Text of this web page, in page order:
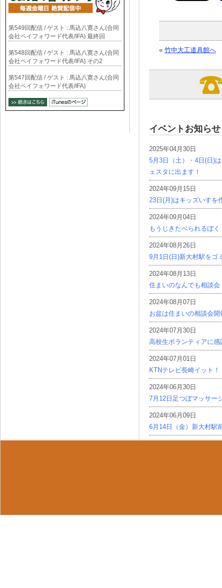
« 竹中大工道具館へ
イベントお知らせ
2025年04月30日
5月3日（土）・4日(日)
ェスタに出ます！
2024年09月15日
23日(月)はキッズいすを
2024年09月04日
もうじきたべられるぼく
2024年08月26日
9月1日(日)新大村駅をゴ
2024年08月13日
住まいのなんでも相談会
2024年08月07日
お盆は住まいの相談会開
2024年07月30日
高校生ボランティアに感
2024年07月01日
KTNテレビ長崎イット！
2024年06月30日
7月12日足つぼマッサー
2024年06月09日
6月14日（金）新大村駅
第549回配信 / ゲスト : 馬込八寛さん(合同
会社ペイフォワード代表/IFA) 最終回
第548回配信 / ゲスト : 馬込八寛さん(合同
会社ペイフォワード代表/IFA) その2
第547回配信 / ゲスト : 馬込八寛さん(合同
会社ペイフォワード代表/IFA)